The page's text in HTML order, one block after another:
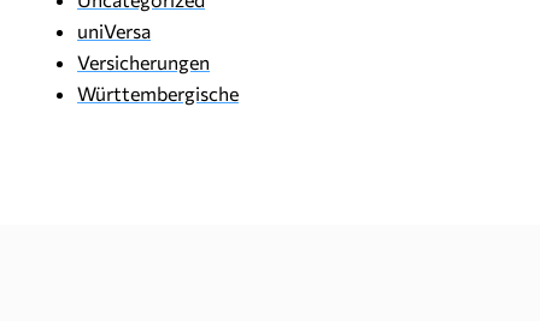
uniVersa
Versicherungen
Württembergische